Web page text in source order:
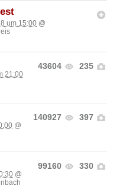
um 15:00 @
43604 235
21:00
140927 397
@
99160 330
@